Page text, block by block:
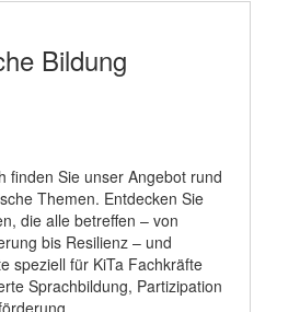
Bildung
finden Sie unser Angebot rund
Themen. Entdecken Sie
die alle betreffen – von
bis Resilienz – und
speziell für KiTa Fachkräfte
Sprachbildung, Partizipation